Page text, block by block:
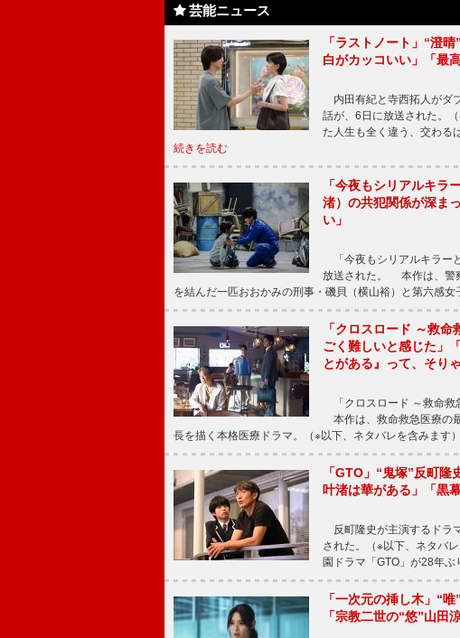
芸能ニュース
「ラストノート」“澄
白がカッコいい」「最
内田有紀と寺西拓人がダ
話が、6日に放送された。
た人生も全く違う、交わる
続きを読む
「今夜もシリアルキラ
渚）の共犯関係が深ま
い」
「今夜もシリアルキラー
放送された。 本作は、警
を結んだ一匹おおかみの刑事・磯貝（横山裕）と第六感
「クロスロード ～救
ごく難しいと感じた」
とがある』って、そり
「クロスロード ～救命救
本作は、救命救急医療の
長を描く本格医療ドラマ。（※以下、ネタバレを含みま
「GTO」“鬼塚”反町
叶渚は華がある」「黒
反町隆史が主演するドラ
された。（※以下、ネタバ
園ドラマ「GTO」が28年
「一次元の挿し木」“
「宗教二世の“悠”山田